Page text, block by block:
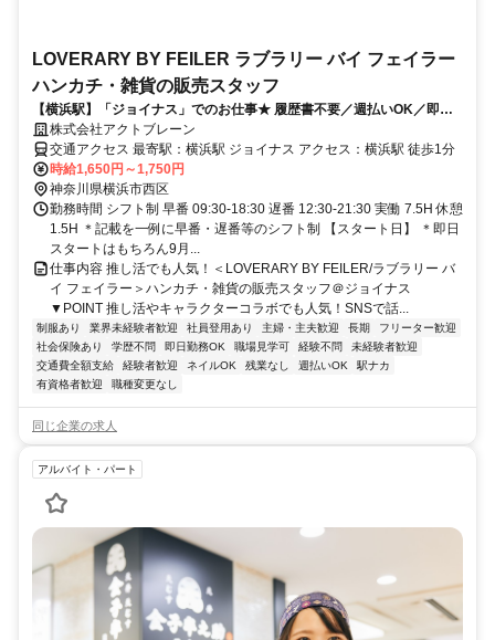
LOVERARY BY FEILER ラブラリー バイ フェイラー
ハンカチ・雑貨の販売スタッフ
【横浜駅】「ジョイナス」でのお仕事★ 履歴書不要／週払いOK／即日
勤務OK／学歴不問／交通費支給
株式会社アクトブレーン
交通アクセス 最寄駅：横浜駅 ジョイナス アクセス：横浜駅 徒歩1分
時給1,650円～1,750円
神奈川県横浜市西区
勤務時間 シフト制 早番 09:30-18:30 遅番 12:30-21:30 実働 7.5H 休憩
1.5H ＊記載を一例に早番・遅番等のシフト制 【スタート日】 ＊即日
スタートはもちろん9月...
仕事内容 推し活でも人気！＜LOVERARY BY FEILER/ラブラリー バ
イ フェイラー＞ハンカチ・雑貨の販売スタッフ＠ジョイナス
▼POINT 推し活やキャラクターコラボでも人気！SNSで話...
制服あり 業界未経験者歓迎 社員登用あり 主婦・主夫歓迎 長期
フリーター歓迎
社会保険あり
学歴不問 即日勤務OK 職場見学可 経験不問
未経験者歓迎
交通費全額支給
経験者歓迎 ネイルOK 残業なし 週払いOK
駅ナカ
有資格者歓迎
職種変更なし
同じ企業の求人
アルバイト・パート